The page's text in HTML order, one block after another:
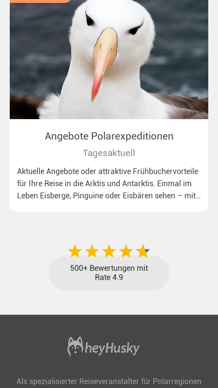
Angebote Polarexpeditionen
Tagesaktuell
Aktuelle Angebote oder attraktive Frühbuchervorteile
für Ihre Reise in die Arktis und Antarktis. Einmal im
Leben Eisberge, Pinguine oder Eisbären sehen – mit
500+ Bewertungen mit
Rate 4.9
Als spezialisierter Reiseveranstalter für Polarregionen